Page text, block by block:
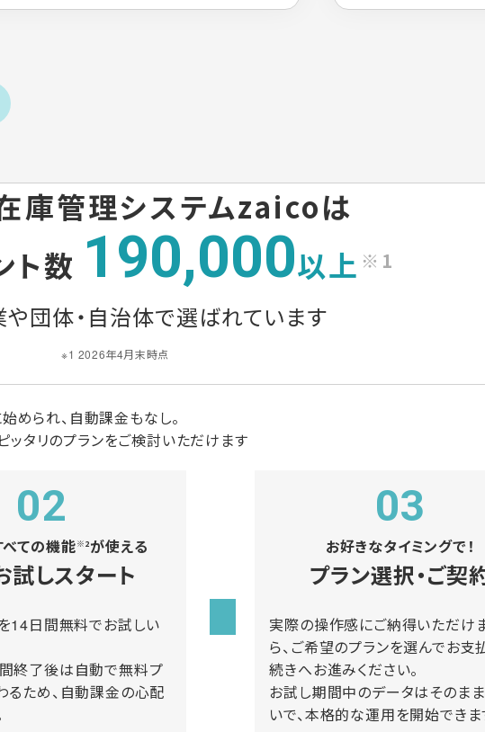
庫管理システムzaicoは
ト数 190,000以上 ※1
団体・自治体で選ばれています
※1 2026年4月末時点
められ、自動課金もなし。
タリのプランをご検討いただけます
02
べての機能※2が使える
試しスタート
14日間無料でお試しい
終了後は自動で無料プ
るため、自動課金の心配
03
お好きなタイミングで！
プラン選択・ご契
実際の操作感にご納得いただけ
ら、ご希望のプランを選んでお支
続きへお進みください。
お試し期間中のデータはそのま
いで、本格的な運用を開始できま